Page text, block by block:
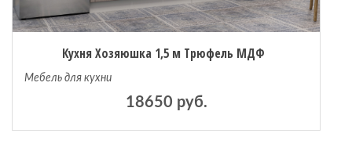
Кухня Хозяюшка 1,5 м Трюфель МДФ
Мебель для кухни
18650 руб.